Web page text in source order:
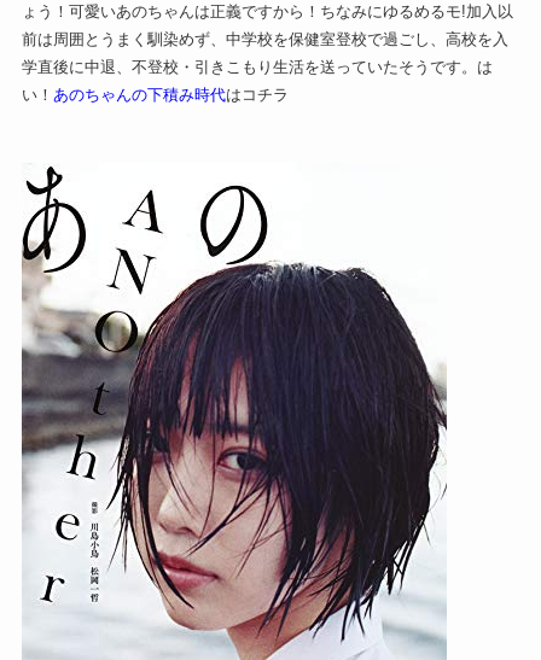
ょう！可愛いあのちゃんは正義ですから！ちなみにゆるめるモ!加入以
前は周囲とうまく馴染めず、中学校を保健室登校で過ごし、高校を入
学直後に中退、不登校・引きこもり生活を送っていたそうです。は
い！ あのちゃんの下積み時代はコチラ